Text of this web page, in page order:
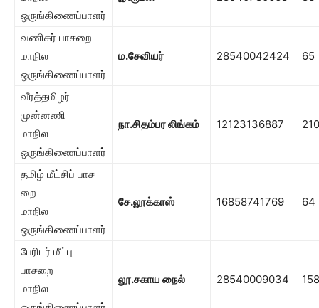
ஒருங்கிணைப்பாளர்
வணிகர் பாசறை
மாநில
ஒருங்கிணைப்பாளர்
ம.சேவியர் 28540042424 65
வீரத்தமிழர்
முன்னணி
மாநில
ஒருங்கிணைப்பாளர்
நா.சிதம்பர லிங்கம் 12123136887 210
தமிழ் மீட்சிப் பாச​
றை
மாநில
ஒருங்கிணைப்பாளர்
சே.லூக்காஸ் 16858741769 64
பேரிடர் மீட்பு
பாசறை
மாநில
லூ.சகாய நைல் 28540009034 158